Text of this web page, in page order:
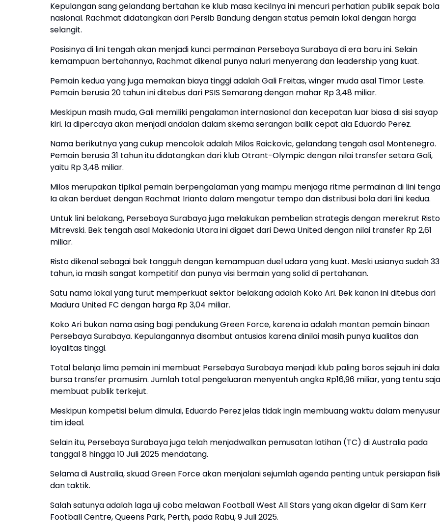
Kepulangan sang gelandang bertahan ke klub masa kecilnya ini mencuri perhatian publik sepak bola
nasional. Rachmat didatangkan dari Persib Bandung dengan status pemain lokal dengan harga
selangit.
Posisinya di lini tengah akan menjadi kunci permainan Persebaya Surabaya di era baru ini. Selain
kemampuan bertahannya, Rachmat dikenal punya naluri menyerang dan leadership yang kuat.
Pemain kedua yang juga memakan biaya tinggi adalah Gali Freitas, winger muda asal Timor Leste.
Pemain berusia 20 tahun ini ditebus dari PSIS Semarang dengan mahar Rp 3,48 miliar.
Meskipun masih muda, Gali memiliki pengalaman internasional dan kecepatan luar biasa di sisi sayap
kiri. Ia dipercaya akan menjadi andalan dalam skema serangan balik cepat ala Eduardo Perez.
Nama berikutnya yang cukup mencolok adalah Milos Raickovic, gelandang tengah asal Montenegro.
Pemain berusia 31 tahun itu didatangkan dari klub Otrant-Olympic dengan nilai transfer setara Gali,
yaitu Rp 3,48 miliar.
Milos merupakan tipikal pemain berpengalaman yang mampu menjaga ritme permainan di lini
Ia akan berduet dengan Rachmat Irianto dalam mengatur tempo dan distribusi bola dari lini kedua.
Untuk lini belakang, Persebaya Surabaya juga melakukan pembelian strategis dengan merekrut Risto
Mitrevski. Bek tengah asal Makedonia Utara ini digaet dari Dewa United dengan nilai transfer Rp 2,61
miliar.
Risto dikenal sebagai bek tangguh dengan kemampuan duel udara yang kuat. Meski usianya sudah 33
tahun, ia masih sangat kompetitif dan punya visi bermain yang solid di pertahanan.
Satu nama lokal yang turut memperkuat sektor belakang adalah Koko Ari. Bek kanan ini ditebus dari
Madura United FC dengan harga Rp 3,04 miliar.
Koko Ari bukan nama asing bagi pendukung Green Force, karena ia adalah mantan pemain binaan
Persebaya Surabaya. Kepulangannya disambut antusias karena dinilai masih punya kualitas dan
loyalitas tinggi.
Total belanja lima pemain ini membuat Persebaya Surabaya menjadi klub paling boros sejauh ini
bursa transfer pramusim. Jumlah total pengeluaran menyentuh angka Rp16,96 miliar, yang tentu saja
membuat publik terkejut.
Meskipun kompetisi belum dimulai, Eduardo Perez jelas tidak ingin membuang waktu dalam
tim ideal.
Selain itu, Persebaya Surabaya juga telah menjadwalkan pemusatan latihan (TC) di Australia pada
tanggal 8 hingga 10 Juli 2025 mendatang.
Selama di Australia, skuad Green Force akan menjalani sejumlah agenda penting untuk persiapan
dan taktik.
Salah satunya adalah laga uji coba melawan Football West All Stars yang akan digelar di Sam Kerr
Football Centre, Queens Park, Perth, pada Rabu, 9 Juli 2025.